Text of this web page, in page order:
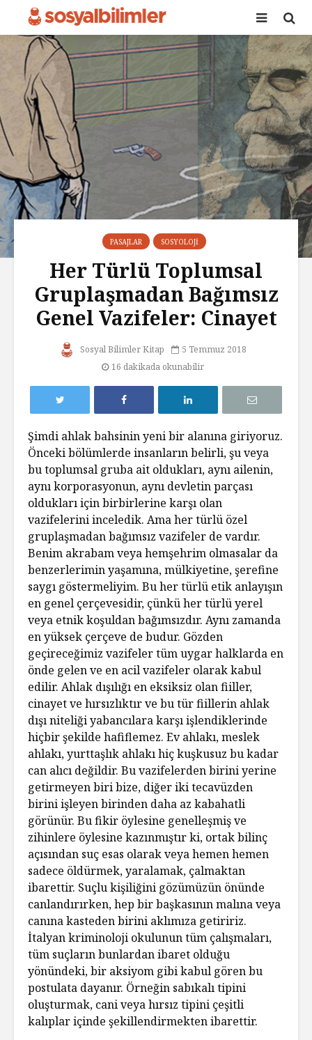
PASAJLAR SOSYOLOJI
Her Türlü Toplumsal
Gruplaşmadan Bağımsız
Genel Vazifeler: Cinayet
Sosyal Bilimler Kitap
5 Temmuz 2018
16 dakikada okunabilir
Şimdi ahlak bahsinin yeni bir alanına giriyoruz.
Önceki bölümlerde insanların belirli, şu veya
bu toplumsal gruba ait oldukları, aynı ailenin,
aynı korporasyonun, aynı devletin parçası
oldukları için birbirlerine karşı olan
vazifelerini inceledik. Ama her türlü özel
gruplaşmadan bağımsız vazifeler de vardır.
Benim akrabam veya hemşehrim olmasalar da
benzerlerimin yaşamına, mülkiyetine, şerefine
saygı göstermeliyim. Bu her türlü etik anlayışın
en genel çerçevesidir, çünkü her türlü yerel
veya etnik koşuldan bağımsızdır. Aynı zamanda
en yüksek çerçeve de budur. Gözden
geçireceğimiz vazifeler tüm uygar halklarda en
önde gelen ve en acil vazifeler olarak kabul
edilir. Ahlak dışılığı en eksiksiz olan fiiller,
cinayet ve hırsızlıktır ve bu tür fiillerin ahlak
dışı niteliği yabancılara karşı işlendiklerinde
hiçbir şekilde hafiflemez. Ev ahlakı, meslek
ahlakı, yurttaşlık ahlakı hiç kuşkusuz bu kadar
can alıcı değildir. Bu vazifelerden birini yerine
getirmeyen biri bize, diğer iki tecavüzden
birini işleyen birinden daha az kabahatli
görünür. Bu fikir öylesine genelleşmiş ve
zihinlere öylesine kazınmıştır ki, ortak bilinç
açısından suç esas olarak veya hemen hemen
sadece öldürmek, yaralamak, çalmaktan
ibarettir. Suçlu kişiliğini gözümüzün önünde
canlandırırken, hep bir başkasının malına veya
canına kasteden birini aklımıza getiririz.
İtalyan kriminoloji okulunun tüm çalışmaları,
tüm suçların bunlardan ibaret olduğu
yönündeki, bir aksiyom gibi kabul gören bu
postulata dayanır. Örneğin sabıkalı tipini
oluşturmak, cani veya hırsız tipini çeşitli
kalıplar içinde şekillendirmekten ibarettir.